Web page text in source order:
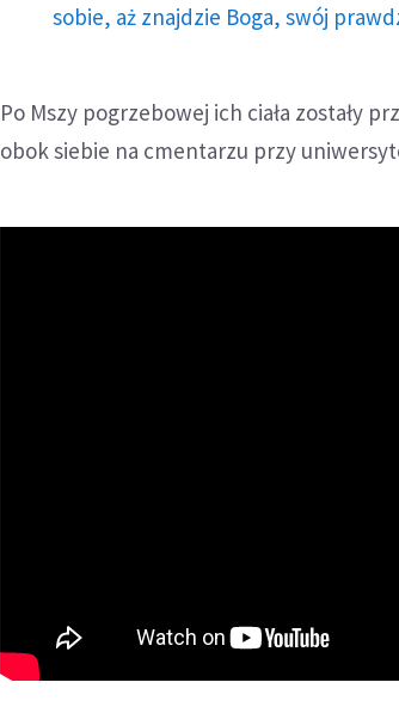
sobie, aż znajdzie Boga, swój
Po Mszy pogrzebowej ich ciała zostały
obok siebie na cmentarzu przy